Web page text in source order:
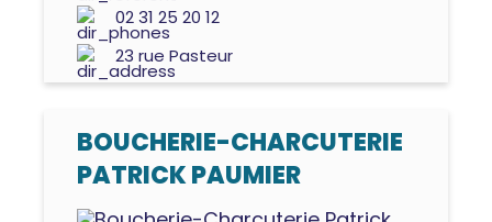
02 31 25 20 12
23 rue Pasteur
BOUCHERIE-CHARCUTERIE
PATRICK PAUMIER